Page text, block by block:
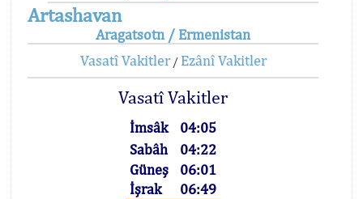
Artashavan
Aragatsotn / Ermenistan
Vasatî Vakitler/ Ezânî Vakitler
Vasatî Vakitler
İmsâk
04:05
Sabâh
04:22
Güneş
06:01
İşrak
06:49